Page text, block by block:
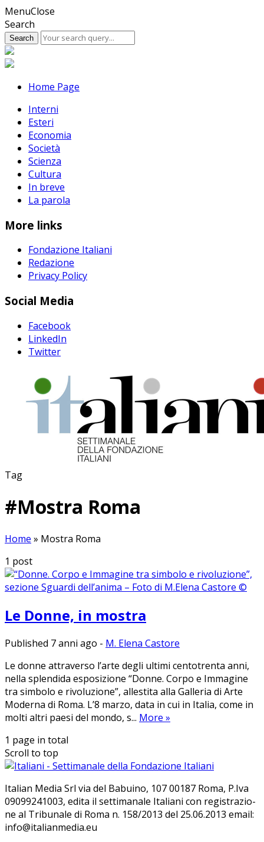
Skip
to
content
MenuClose
Search
Home Page
Interni
Esteri
Economia
Società
Scienza
Cultura
In breve
La parola
More links
Fondazione Italiani
Redazione
Privacy Policy
Social Media
Facebook
LinkedIn
Twitter
Tag
#Mostra Roma
Home » Mostra Roma
1 post
Le Donne, in mostra
Published 7 anni ago - M. Elena Castore
Le donne attraverso l’arte degli ultimi centotrenta anni,
nella splendida esposizione “Donne. Corpo e Immagine
tra simbolo e rivoluzione”, allestita alla Galleria di Arte
Moderna di Roma. L’8 marzo, data in cui in Italia, come in
molti altri paesi del mondo, s... More »
1 page in total
Scroll to top
Ita­lian Me­dia Srl via del Ba­bui­no, 107 00187 Roma, P.Iva
09099241003, edi­ta il set­ti­ma­na­le Ita­lia­ni con re­gi­stra­zio­
ne al Tri­bu­na­le di Roma n. 158/​2013 del 25.06.2013 email:
info@ita­lian­me­dia.eu